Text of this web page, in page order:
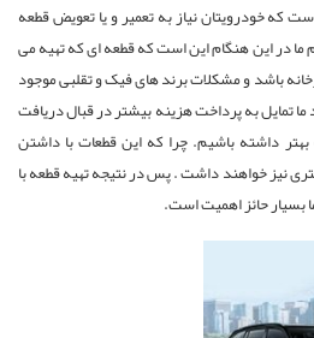
که خودرویتان نیاز به تعمیر و یا تعویض قطعه
در این هنگام این است که قطعه ای که تهیه می
باشد و مشکلات برند های فیک و تقلبی موجود
تمایل به پرداخت هزینه بیشتر در قبال دریافت
داشته باشیم. چرا که این قطعات با داشتن
نیز خواهند داشت . پس در نتیجه تهیه قطعه با
بسیار حائز اهمیت است.